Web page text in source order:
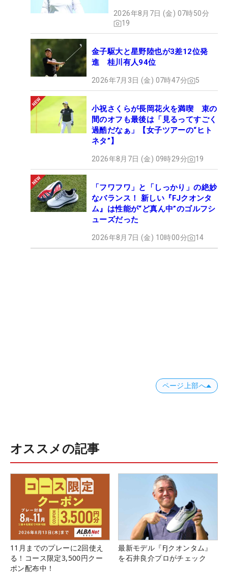
2026年8月7日 (金) 07時50分
19
金子駆大と星野陸也が3差12位発
進 桂川有人94位
2026年7月3日 (金) 07時47分 5
小祝さくらが長岡花火を満喫 束の
間のオフも最後は「見るってすごく
過酷だなぁ」【女子ツアーの“ヒト
ネタ”】
2026年8月7日 (金) 09時29分 19
「フワフワ」と「しっかり」の絶妙
なバランス！ 新しい『FJクオンタ
ム』は性能が“ど真ん中”のゴルフシ
ューズだった
2026年8月7日 (金) 10時00分 14
ページ上部へ
オススメの記事
11月までのプレーに2回使え
る！コース限定3,500円クー
ポン配布中！
最新モデル『FJクオンタム』
を石井良介プロがチェック